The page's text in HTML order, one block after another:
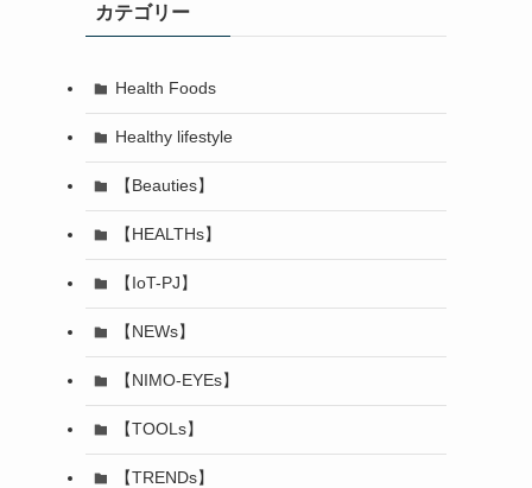
カテゴリー
Health Foods
Healthy lifestyle
【Beauties】
【HEALTHs】
【IoT-PJ】
【NEWs】
【NIMO-EYEs】
【TOOLs】
【TRENDs】